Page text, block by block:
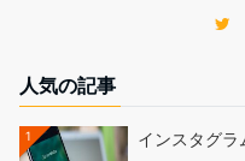
人気の記事
1 インスタグ